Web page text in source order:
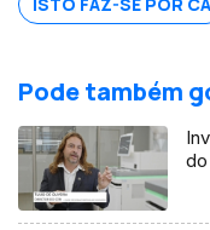
Pode também
do